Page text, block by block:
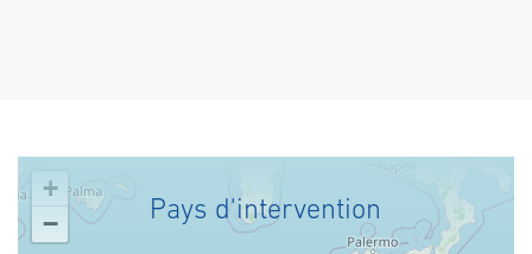
Pays d'intervention
+
−